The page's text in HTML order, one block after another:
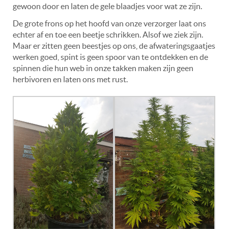
gewoon door en laten de gele blaadjes voor wat ze zijn.
De grote frons op het hoofd van onze verzorger laat ons
echter af en toe een beetje schrikken. Alsof we ziek zijn.
Maar er zitten geen beestjes op ons, de afwateringsgaatjes
werken goed, spint is geen spoor van te ontdekken en de
spinnen die hun web in onze takken maken zijn geen
herbivoren en laten ons met rust.